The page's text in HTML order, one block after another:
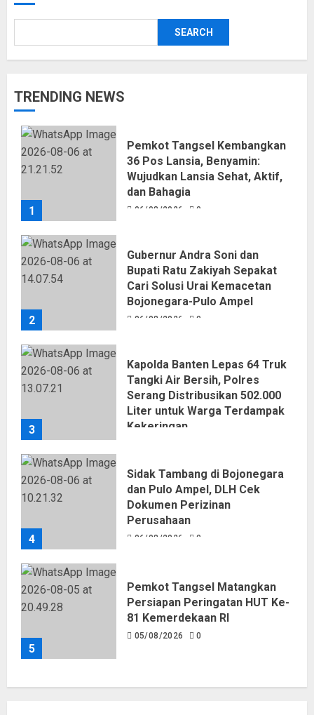
SEARCH
TRENDING NEWS
1
Pemkot Tangsel Kembangkan
36 Pos Lansia, Benyamin:
Wujudkan Lansia Sehat, Aktif,
dan Bahagia
06/08/2026 0
2
Gubernur Andra Soni dan
Bupati Ratu Zakiyah Sepakat
Cari Solusi Urai Kemacetan
Bojonegara-Pulo Ampel
06/08/2026 0
3
Kapolda Banten Lepas 64 Truk
Tangki Air Bersih, Polres
Serang Distribusikan 502.000
Liter untuk Warga Terdampak
Kekeringan
4
Sidak Tambang di Bojonegara
dan Pulo Ampel, DLH Cek
Dokumen Perizinan
Perusahaan
06/08/2026 0
5
Pemkot Tangsel Matangkan
Persiapan Peringatan HUT Ke-
81 Kemerdekaan RI
05/08/2026 0